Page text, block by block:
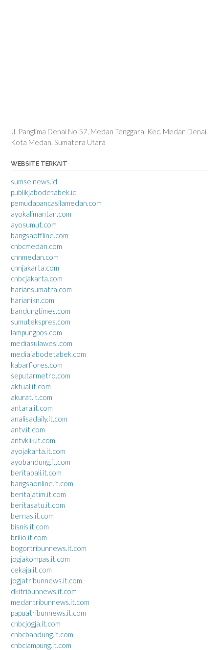
Jl. Panglima Denai No.57, Medan Tenggara, Kec. Medan Denai,
Kota Medan, Sumatera Utara
WEBSITE TERKAIT
sumselnews.id
publikjabodetabek.id
pemudapancasilamedan.com
ayokalimantan.com
ayosumut.com
bangsaoffline.com
cnbcmedan.com
cnnmedan.com
cnnjakarta.com
cnbcjakarta.com
hariansumatra.com
harianikn.com
bandungtimes.com
sumutekspres.com
lampungpos.com
mediasulawesi.com
mediajabodetabek.com
kabarflores.com
seputarmetro.com
aktual.it.com
akurat.it.com
antara.it.com
analisadaily.it.com
antv.it.com
antvklik.it.com
ayojakarta.it.com
ayobandung.it.com
beritabali.it.com
bangsaonline.it.com
beritajatim.it.com
beritasatu.it.com
bernas.it.com
bisnis.it.com
brilio.it.com
bogortribunnews.it.com
jogjakompas.it.com
cekaja.it.com
jogjatribunnews.it.com
dkitribunnews.it.com
medantribunnews.it.com
papuatribunnews.it.com
cnbcjogja.it.com
cnbcbandung.it.com
cnbclampung.it.com